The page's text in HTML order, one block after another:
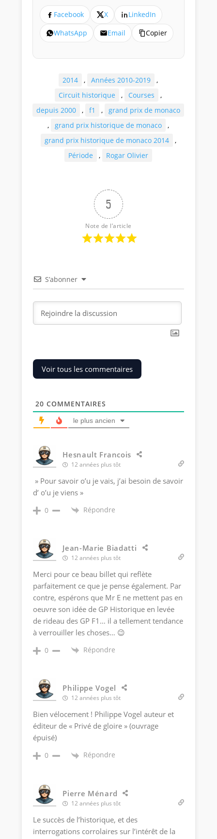
Facebook X
LinkedIn
WhatsApp
Email Copier
2014 , Années 2010-2019
,
Circuit historique
, Courses
,
depuis 2000
, f1 ,
grand prix de monaco
,
grand prix historique de monaco
,
grand prix historique de monaco 2014
,
Période
, Rogar Olivier
5
Note de l’article
S’abonner
Voir tous les commentaires
20 COMMENTAIRES
le plus ancien
Hesnault Francois
12 années plus tôt
» Pour savoir o’u je vais, j’ai besoin de savoir
d’ o’u je viens »
0 Répondre
Jean-Marie Biadatti
12 années plus tôt
Merci pour ce beau billet qui reflète
parfaitement ce que je pense également. Par
contre, espérons que Mr E ne mettent pas en
oeuvre son idée de GP Historique en levée
de rideau des GP F1… il a tellement tendance
à verrouiller les choses… 😉
0 Répondre
Philippe Vogel
12 années plus tôt
Bien vélocement ! Philippe Vogel auteur et
éditeur de « Privé de gloire » (ouvrage
épuisé)
0 Répondre
Pierre Ménard
12 années plus tôt
Le succès de l’historique, et des
interrogations corrolaires sur l’intérêt de la